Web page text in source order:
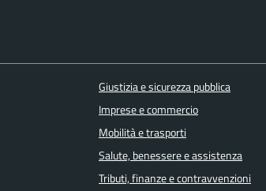
Giustizia e sicurezza pubblica
Imprese e commercio
Mobilità e trasporti
Salute, benessere e assistenza
Tributi, finanze e contravvenzioni